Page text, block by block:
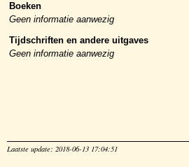
Boeken
Geen informatie aanwezig
Tijdschriften en andere uitgaves
Geen informatie aanwezig
Laatste update: 2018-06-13 17:04:51